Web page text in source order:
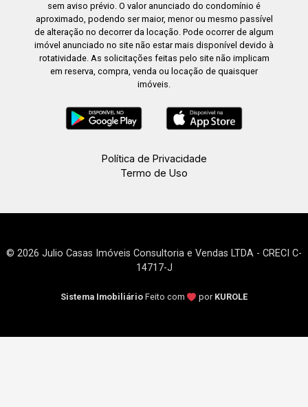
sem aviso prévio. O valor anunciado do condomínio é
aproximado, podendo ser maior, menor ou mesmo passível
de alteração no decorrer da locação. Pode ocorrer de algum
imóvel anunciado no site não estar mais disponível devido à
rotatividade. As solicitações feitas pelo site não implicam
em reserva, compra, venda ou locação de quaisquer
imóveis.
Política de Privacidade
Termo de Uso
© 2026 Julio Casas Imóveis Consultoria e Vendas LTDA - CRECI C-
14717-J
Sistema Imobiliário Feito com por KUROLE